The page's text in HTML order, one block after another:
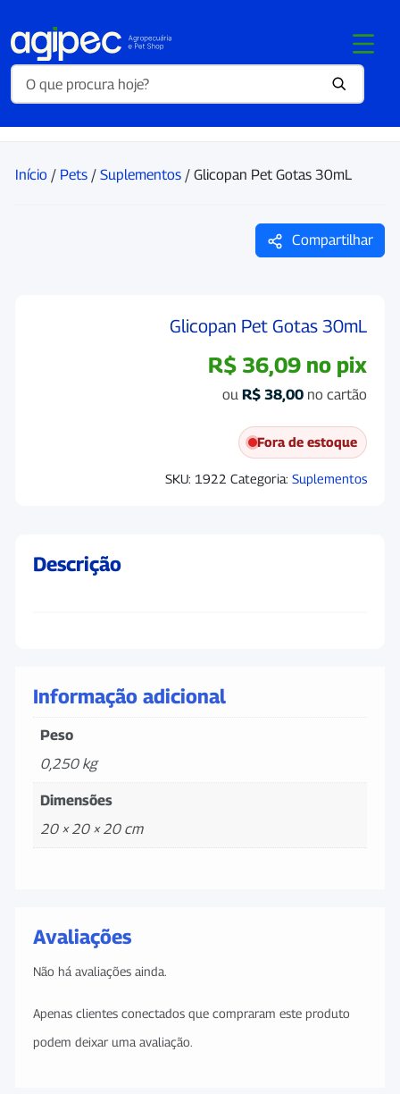
Início / Pets / Suplementos / Glicopan Pet Gotas 30mL
Compartilhar
Glicopan Pet Gotas 30mL
R$ 36,09 no pix
ou R$ 38,00 no cartão
Fora de estoque
SKU: 1922 Categoria: Suplementos
Descrição
Informação adicional
Peso
0,250 kg
Dimensões
20 × 20 × 20 cm
Avaliações
Não há avaliações ainda.
Apenas clientes conectados que compraram este produto
podem deixar uma avaliação.